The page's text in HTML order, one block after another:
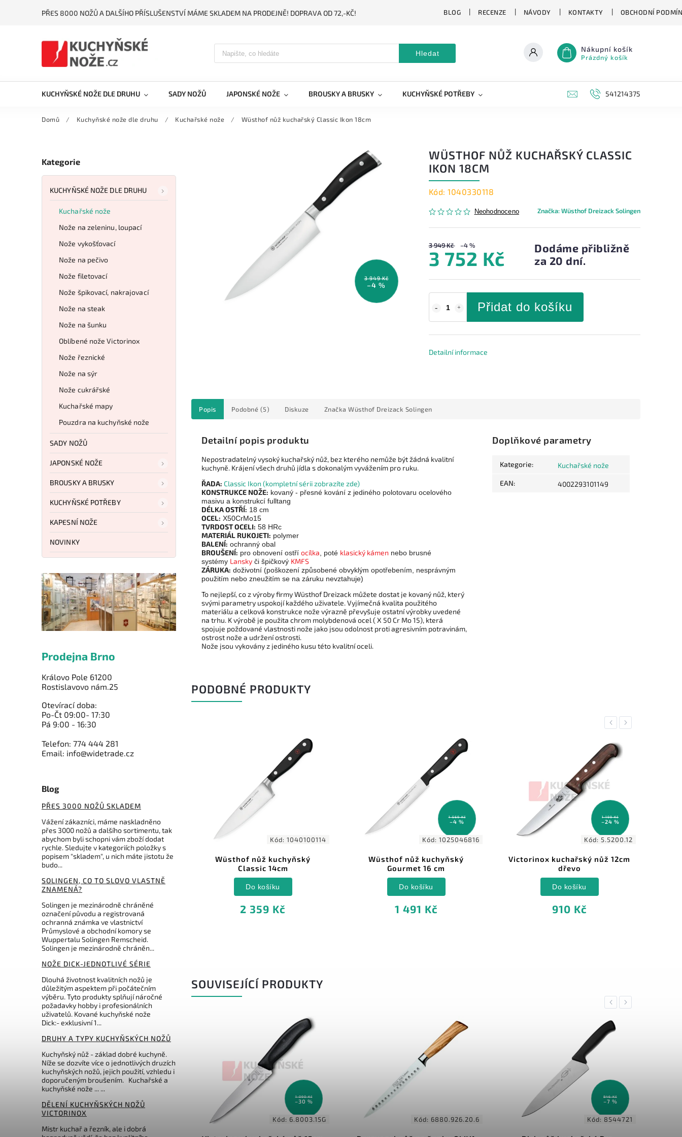
PŘES 8000 NOŽŮ A DALŠÍHO PŘÍSLUŠENSTVÍ MÁME SKLADEM NA PRODEJNĚ! DOPRAVA OD 72,-KČ! BLOG RECENZE NÁVODY KONTAKTY OBCHODNÍ
Hledat Nákupní košík
Prázdný košík
KUCHYŇSKÉ NOŽE DLE DRUHU SADY NOŽŮ JAPONSKÉ NOŽE BROUSKY A BRUSKY KUCHYŇSKÉ POTŘEBY NOVINKY ZNAČKY
541214375
Domů / Kuchyňské nože dle druhu / Kuchařské nože / Wüsthof nůž kuchařský Classic Ikon 18cm
Kategorie
KUCHYŇSKÉ NOŽE DLE DRUHU
Kuchařské nože
Nože na zeleninu, loupací
Nože vykošťovací
Nože na pečivo
Nože filetovací
Nože špikovací, nakrajovací
Nože na steak
Nože na šunku
Oblíbené nože Victorinox
Nože řeznické
Nože na sýr
Nože cukrářské
Kuchařské mapy
Pouzdra na kuchyňské nože
SADY NOŽŮ
JAPONSKÉ NOŽE
BROUSKY A BRUSKY
KUCHYŇSKÉ POTŘEBY
KAPESNÍ NOŽE
NOVINKY
Prodejna Brno
Královo Pole 61200
Rostislavovo nám.25
Otevírací doba:
Po-Čt 09:00- 17:30
Pá 9:00 - 16:30
Telefon: 774 444 281
Email: info@widetrade.cz
Blog
PŘES 3000 NOŽŮ SKLADEM
Vážení zákazníci, máme naskladněno
přes 3000 nožů a dalšího sortimentu, tak
abychom byli schopni vám zboží dodat
rychle. Sledujte v kategoriích položky s
popisem "skladem", u nich máte jistotu že
budo...
SOLINGEN, CO TO SLOVO VLASTNĚ
ZNAMENÁ?
Solingen je mezinárodně chráněné
označení původu a registrovaná
ochranná známka ve vlastnictví
Průmyslové a obchodní komory se
Wuppertalu Solingen Remscheid.
Solingen je mezinárodně chráněn...
NOŽE DICK-JEDNOTLIVÉ SÉRIE
Dlouhá životnost kvalitních nožů je
důležitým aspektem při počátečním
výběru. Tyto produkty splňují náročné
požadavky hobby i profesionálních
uživatelů. Kované kuchyňské nože
Dick:- exklusivní 1...
DRUHY A TYPY KUCHYŇSKÝCH NOŽŮ
Kuchyňský nůž - základ dobré kuchyně.
Níže se dozvíte více o jednotlivých druzích
kuchyňských nožů, jejich použití, vzhledu i
doporučeným broušením. Kuchařské a
kuchyňské nože ... ...
DĚLENÍ KUCHYŇSKÝCH NOŽŮ
VICTORINOX
Mistr kuchař a řezník, ale i dobrá
3 949 Kč
–4 %
WÜSTHOF NŮŽ KUCHAŘSKÝ CLASSIC
IKON 18CM
Kód: 1040330118
Neohodnoceno Značka:Wüsthof Dreizack Solingen
3 949 Kč –4 %
3 752 Kč
Dodáme přibližně
za 20 dní.
Přidat do košíku
Detailní informace
Popis Podobné (5) Diskuze Značka Wüsthof Dreizack Solingen
Detailní popis produktu
Nepostradatelný vysoký kuchařský nůž, bez kterého nemůže být žádná kvalitní
kuchyně. Krájení všech druhů jídla s dokonalým vyvážením pro ruku.
ŘADA: Classic Ikon (kompletní sérii zobrazíte zde)
KONSTRUKCE NOŽE: kovaný - přesné kování z jediného polotovaru ocelového
masivu a konstrukcí fulltang
DÉLKA OSTŘÍ: 18 cm
OCEL: X50CrMo15
TVRDOST OCELI: 58 HRc
MATERIÁL RUKOJETI: polymer
BALENÍ: ochranný obal
BROUŠENÍ: pro obnovení ostří ocílka, poté klasický kámen nebo brusné
systémy Lansky či špičkový KMFS
ZÁRUKA: doživotní (poškození způsobené obvyklým opotřebením, nesprávným
použitím nebo zneužitím se na záruku nevztahuje)
To nejlepší, co z výroby firmy Wüsthof Dreizack můžete dostat je kovaný nůž, který
svými parametry uspokojí každého uživatele. Vyjímečná kvalita použitého
materiálu a celková konstrukce nože výrazně převyšuje ostatní výrobky uvedené
na trhu. K výrobě je použita chrom molybdenová ocel ( X 50 Cr Mo 15), která
spojuje poždované vlastnosti nože jako jsou odolnost proti agresivním potravinám,
ostrost nože a udržení ostrosti.
Nože jsou vykovány z jediného kusu této kvalitní oceli.
Doplňkové parametry
Kategorie: Kuchařské nože
EAN: 4002293101149
PODOBNÉ PRODUKTY
Previous
Kód:1040100114
Wüsthof nůž kuchyňský
2 359 Kč
Do košíku
Kód:1025046816
Wüsthof nůž kuchyňský
Gourmet 16 cm
1 491 Kč
Do košíku
1 199 Kč
–24 %
Kód:5.5200.12
Victorinox kuchařský nůž 12cm
dřevo
910 Kč
Do košíku
4 493 Kč
–12 %
Kód:8170518
Dick nůž čínský Red Spirit
18cm
3 934 Kč
Do košíku
Next
SOUVISEJÍCÍ PRODUKTY
Previous
Kód:6880.926.20.6 Kód:8544721
1 860 Kč
–5 %
Kód:400-ND-20
Next